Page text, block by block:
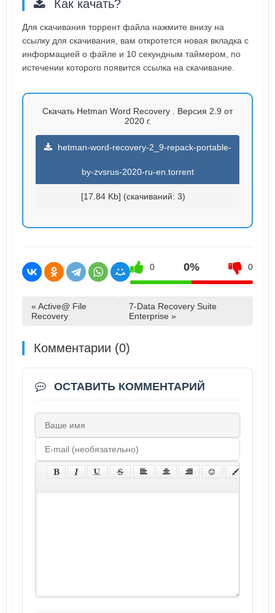
Как качать?
Для скачивания торрент файла нажмите внизу на
ссылку для скачивания, вам откротется новая вкладка с
информацией о файле и 10 секундным таймером, по
истечении которого появится ссылка на скачивание.
Скачать Hetman Word Recovery . Версия 2.9 от
2020 г.
hetman-word-recovery-2_9-repack-portable-
by-zvsrus-2020-ru-en.torrent
[17.84 Kb] (cкачиваний: 3)
0 0% 0
« Active@ File
Recovery
7-Data Recovery Suite
Enterprise »
Комментарии (0)
ОСТАВИТЬ КОММЕНТАРИЙ